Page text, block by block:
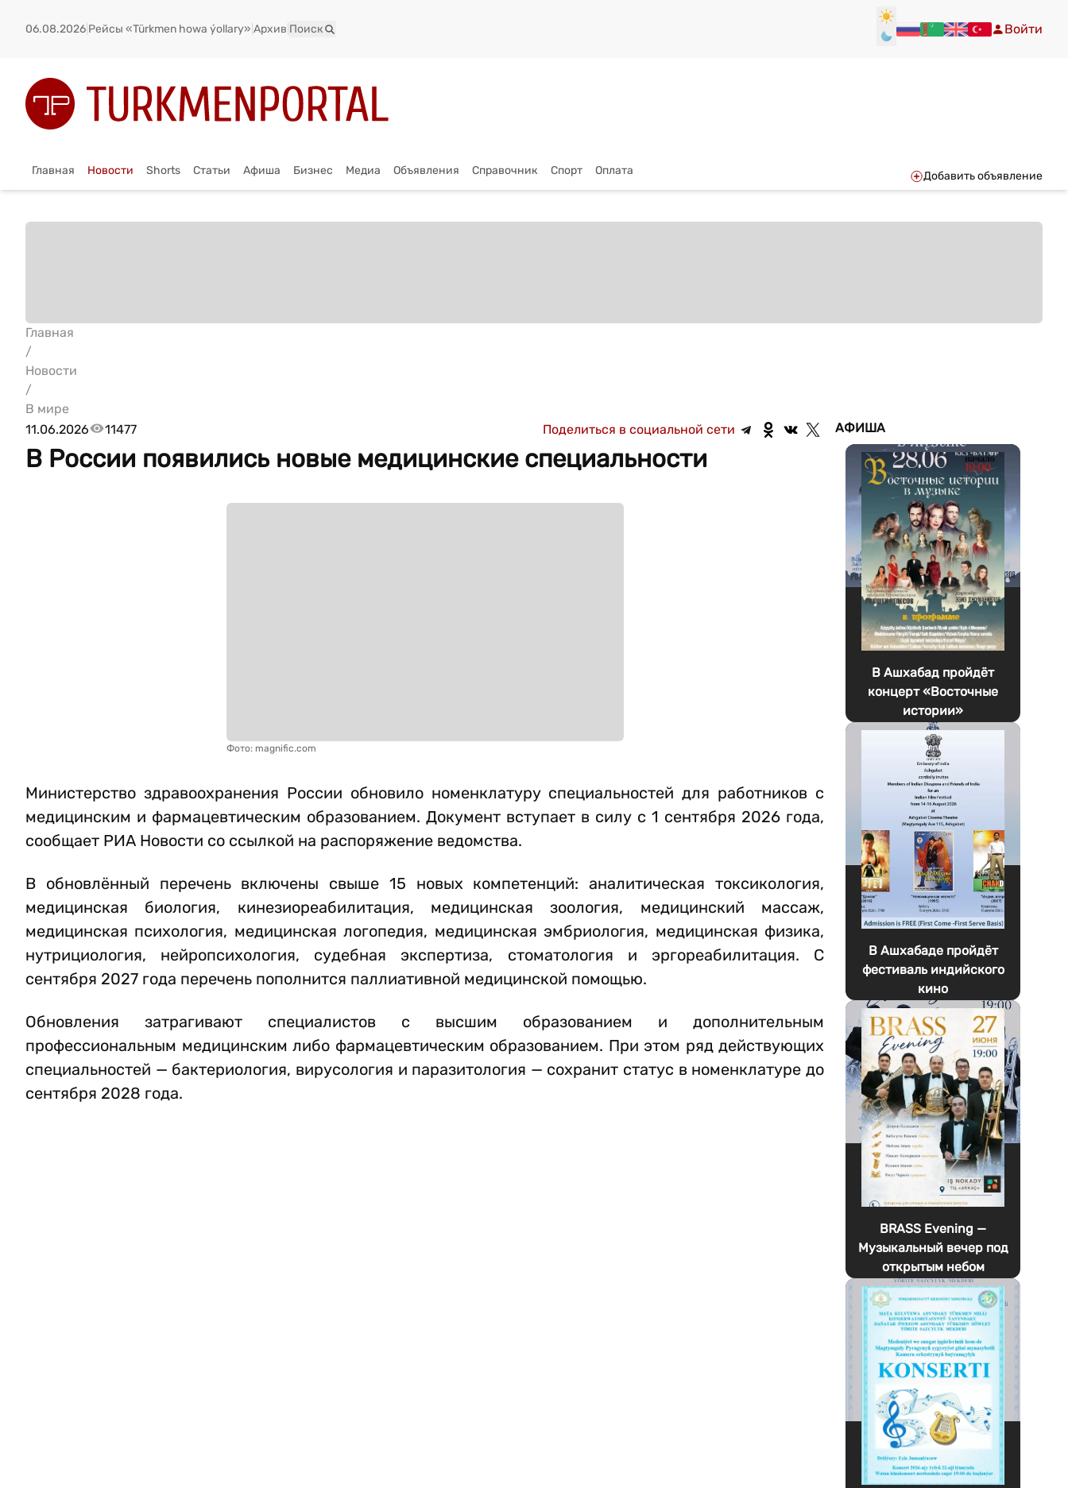
06.08.2026 Рейсы «Türkmen howa ýollary» Архив Поиск Войти
Главная Новости Shorts Статьи Афиша Бизнес Медиа Объявления Справочник Спорт Оплата Добавить объявление
Главная
/
Новости
/
В мире
11.06.2026
11477 Поделиться в социальной сети
В России появились новые медицинские специальности
Фото: magnific.com
Министерство здравоохранения России обновило номенклатуру специальностей для работников с
медицинским и фармацевтическим образованием. Документ вступает в силу с 1 сентября 2026 года,
сообщает РИА Новости со ссылкой на распоряжение ведомства.
В обновлённый перечень включены свыше 15 новых компетенций: аналитическая токсикология,
медицинская биология, кинезиореабилитация, медицинская зоология, медицинский массаж,
медицинская психология, медицинская логопедия, медицинская эмбриология, медицинская физика,
нутрициология, нейропсихология, судебная экспертиза, стоматология и эргореабилитация. С
сентября 2027 года перечень пополнится паллиативной медицинской помощью.
Обновления затрагивают специалистов с высшим образованием и дополнительным
профессиональным медицинским либо фармацевтическим образованием. При этом ряд действующих
специальностей — бактериология, вирусология и паразитология — сохранит статус в номенклатуре до
сентября 2028 года.
АФИША
В Ашхабад пройдёт
концерт «Восточные
истории»
В Ашхабаде пройдёт
фестиваль индийского
кино
BRASS Evening —
Музыкальный вечер под
открытым небом